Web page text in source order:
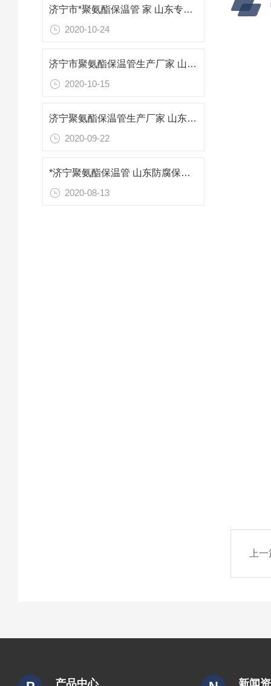
济宁市*聚氨酯保温管 家 山东专业防腐保温材料
2020-10-24
济宁市聚氨酯保温管生产厂家 山东专业防腐保温材料
2020-10-15
济宁聚氨酯保温管生产厂家 山东济宁聚氨酯保温管
2020-09-22
*济宁聚氨酯保温管 山东防腐保温材料
2020-08-13
上
产品中心 新闻